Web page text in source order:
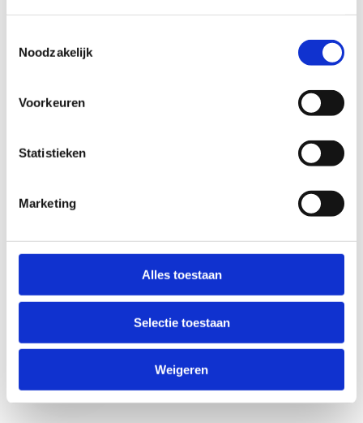
Noodzakelijk
Voorkeuren
Statistieken
Marketing
Alles toestaan
Selectie toestaan
Weigeren
Jouw vraag
Anti-Robot Verification
Click to start verification
Verzend